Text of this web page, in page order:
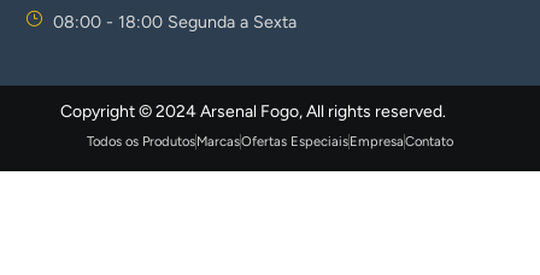
08:00 - 18:00 Segunda a Sexta
Copyright © 2024 Arsenal Fogo, All rights reserved.
Todos os ProdutosMarcasOfertas EspeciaisEmpresaContato